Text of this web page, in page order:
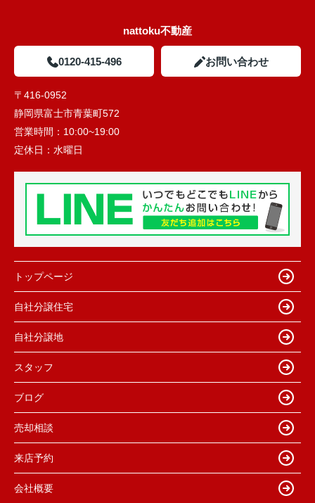
nattoku不動産
0120-415-496 お問い合わせ
〒416-0952
静岡県富士市青葉町572
営業時間： 10:00~19:00
定休日： 水曜日
トップページ
自社分譲住宅
自社分譲地
スタッフ
ブログ
売却相談
来店予約
会社概要